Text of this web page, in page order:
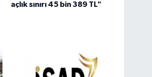
açlık sınırı 45 bin 389 TL"